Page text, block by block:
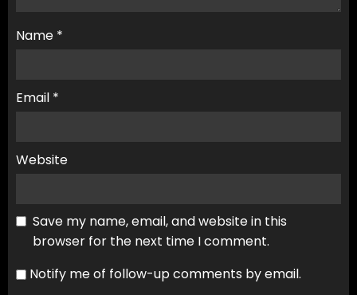
Name *
Email *
Website
Save my name, email, and website in this
browser for the next time I comment.
Notify me of follow-up comments by email.